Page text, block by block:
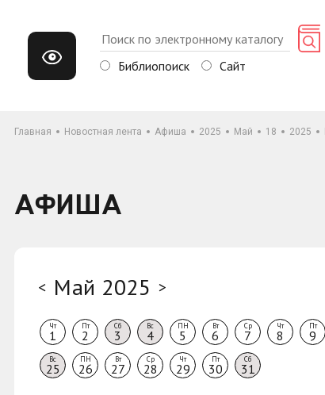
Библиопоиск Сайт
Главная Новостная лента Афиша 2025 Май 18 2025
АФИША
< Май 2025 >
Чт
1
Пт
2
Сб
3
Вс
4
ПН
5
Вт
6
Ср
7
Чт
8
Пт
9
Вс
25
ПН
26
Вт
27
Ср
28
Чт
29
Пт
30
Сб
31